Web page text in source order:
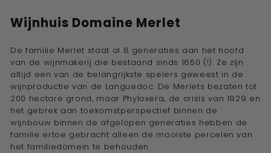
Wijnhuis Domaine Merlet
De familie Merlet staat al 8 generaties aan het hoofd
van de wijnmakerij die bestaand sinds 1650 (!). Ze zijn
altijd een van de belangrijkste spelers geweest in de
wijnproductie van de Languedoc. De Merlets bezaten tot
200 hectare grond, maar Phyloxera, de crisis van 1929 en
het gebrek aan toekomstperspectief binnen de
wijnbouw binnen de afgelopen generaties hebben de
familie ertoe gebracht alleen de mooiste percelen van
het familiedomein te behouden.